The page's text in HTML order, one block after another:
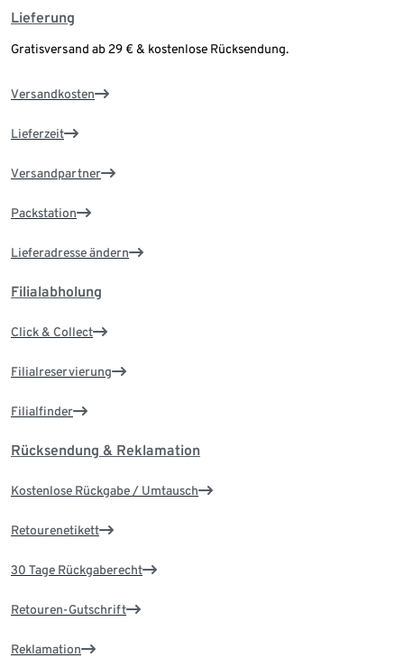
Lieferung
Gratisversand ab 29 € & kostenlose Rücksendung.
Versandkosten
Lieferzeit
Versandpartner
Packstation
Lieferadresse ändern
Filialabholung
Click & Collect
Filialreservierung
Filialfinder
Rücksendung & Reklamation
Kostenlose Rückgabe / Umtausch
Retourenetikett
30 Tage Rückgaberecht
Retouren-Gutschrift
Reklamation